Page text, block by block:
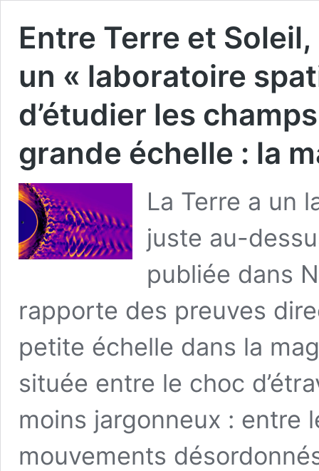
Entre Terre et
un « laboratoire
d’étudier les
grande échelle : la
La Terre a un
juste au-
publiée dans
rapporte des preuves
petite échelle dans la
située entre le choc
moins jargonneux : entre
mouvements